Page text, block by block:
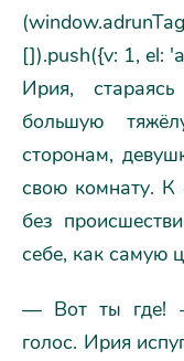
[]).push({v: 1, el:
Ирия,
большую
сторонам,
свою комнату. К
без
себе, как самую
— Вот ты где!
голос. Ирия